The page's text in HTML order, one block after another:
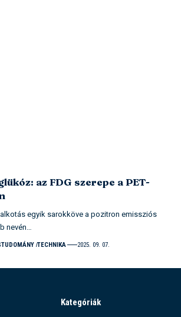
az FDG szerepe a PET-
egyik sarokköve a pozitron emissziós
nevén…
TECHNIKA 2025. 09. 07.
Kategóriák